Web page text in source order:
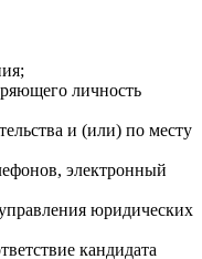
личность
и (или) по месту
электронный
юридических
кандидата